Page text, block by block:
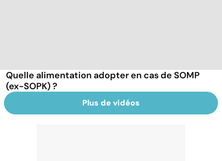
Quelle alimentation adopter en cas de SOMP
(ex-SOPK) ?
Plus de vidéos